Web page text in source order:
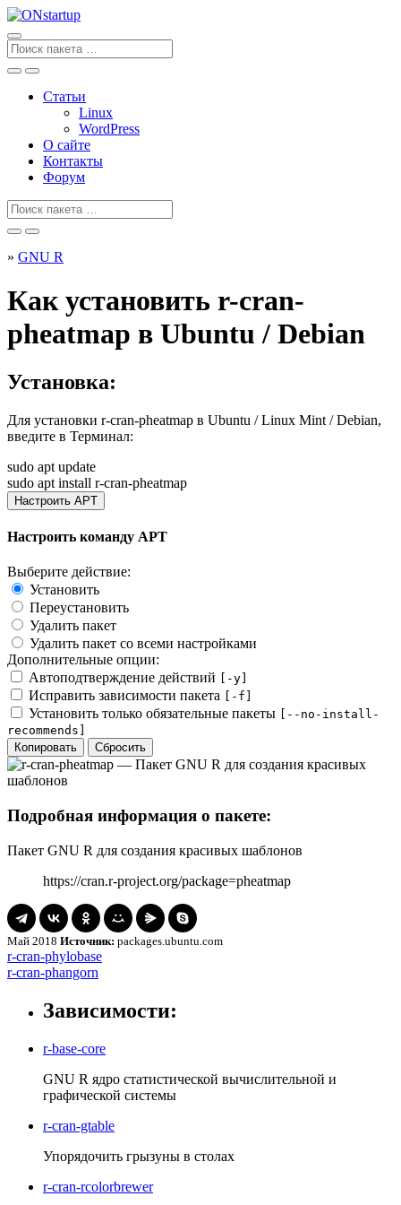
Перейти
к
содержанию
Поиск
для
Статьи
Linux
WordPress
О сайте
Контакты
Форум
Поиск
для
» GNU R
Как установить r-cran-
pheatmap в Ubuntu / Debian
Установка:
Для установки r-cran-pheatmap в Ubuntu / Linux Mint / Debian,
введите в Терминал:
sudo apt update
sudo apt install r-cran-pheatmap
Настроить APT
Настроить команду APT
Выберите действие:
Установить
Переустановить
Удалить пакет
Удалить пакет со всеми настройками
Дополнительные опции:
Автоподтверждение действий
[-y]
Исправить зависимости пакета [-f]
Установить только обязательные пакеты
[--no-install-
recommends]
Копировать
Сбросить
Подробная информация о пакете:
Пакет GNU R для создания красивых шаблонов
https://cran.r-project.org/package=pheatmap
Май 2018 Источник: packages.ubuntu.com
Навигация
по
записям
r-
cran-
r-cran-phylobase
r-
phangorn
r-cran-phangorn
Зависимости:
r-base-core
GNU R ядро ​​статистической вычислительной и
графической системы
r-cran-gtable
Упорядочить грызуны в столах
r-cran-rcolorbrewer